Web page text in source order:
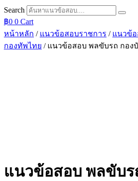
Search
฿0 0 Cart
หน้าหลัก / แนวข้อสอบราชการ / แนวข้
กองทัพไทย / แนวข้อสอบ พลขับรถ กอง
แนวข้อสอบ พลขับร